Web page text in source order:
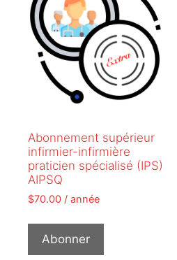
Abonnement supérieur
infirmier-infirmière
praticien spécialisé (IPS)
AIPSQ
$70.00 / année
Abonner